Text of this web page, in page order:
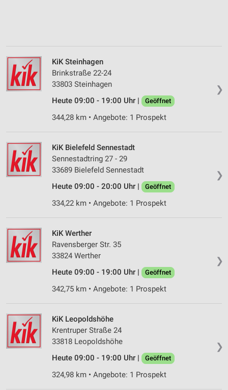
❯
KiK Steinhagen
Brinkstraße 22-24
33803 Steinhagen
Heute 09:00 - 19:00 Uhr |
Geöffnet
344,28 km • Angebote: 1 Prospekt
❯
KiK Bielefeld Sennestadt
Sennestadtring 27 - 29
33689 Bielefeld Sennestadt
Heute 09:00 - 20:00 Uhr |
Geöffnet
334,22 km • Angebote: 1 Prospekt
❯
KiK Werther
Ravensberger Str. 35
33824 Werther
Heute 09:00 - 19:00 Uhr |
Geöffnet
342,75 km • Angebote: 1 Prospekt
❯
KiK Leopoldshöhe
Krentruper Straße 24
33818 Leopoldshöhe
Heute 09:00 - 19:00 Uhr |
Geöffnet
324,98 km • Angebote: 1 Prospekt